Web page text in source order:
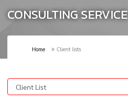
CONSULTING SERVICE
Home Client lists